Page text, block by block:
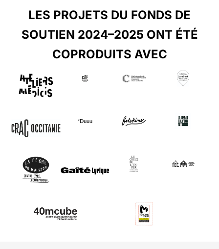
LES PROJETS DU FONDS DE
SOUTIEN 2024–2025 ONT ÉTÉ
COPRODUITS AVEC